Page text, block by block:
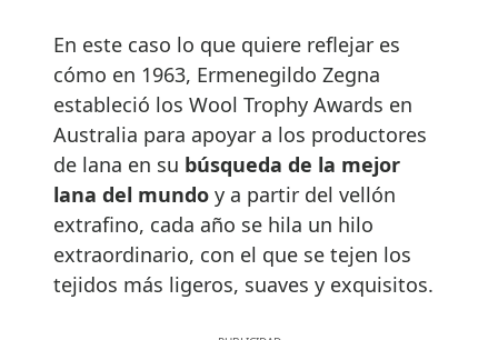
En este caso lo que quiere reflejar es
cómo en 1963, Ermenegildo Zegna
estableció los Wool Trophy Awards en
Australia para apoyar a los productores
de lana en su búsqueda de la mejor
lana del mundo y a partir del vellón
extrafino, cada año se hila un hilo
extraordinario, con el que se tejen los
tejidos más ligeros, suaves y exquisitos.